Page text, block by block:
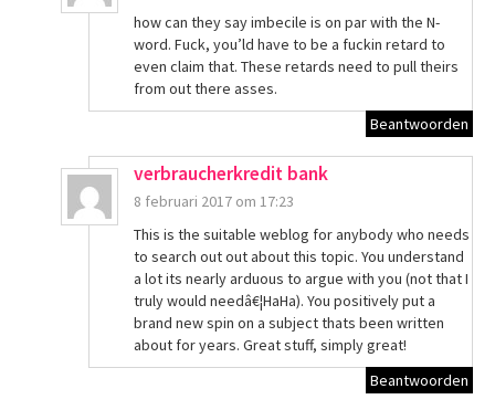
how can they say imbecile is on par with the N-
word. Fuck, you’ld have to be a fuckin retard to
even claim that. These retards need to pull theirs
from out there asses.
Beantwoorden
verbraucherkredit bank
8 februari 2017 om 17:23
This is the suitable weblog for anybody who needs
to search out out about this topic. You understand
a lot its nearly arduous to argue with you (not that I
truly would needâ€¦HaHa). You positively put a
brand new spin on a subject thats been written
about for years. Great stuff, simply great!
Beantwoorden